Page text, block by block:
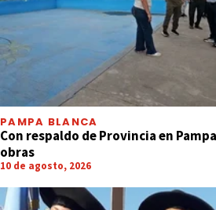
NACIONALES
Moyano quedó en
al episodio con Candela
PAMPA BLANCA
Con respaldo de Provincia en
obras
10 de agosto, 2026